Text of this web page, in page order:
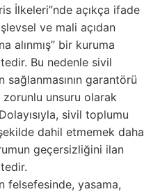
İlkeleri”nde açıkça ifade
ve mali açıdan
alınmış” bir kuruma
Bu nedenle sivil
sağlanmasının garantörü
zorunlu unsuru olarak
sivil toplumu
dahil etmemek daha
geçersizliğini ilan
felsefesinde, yasama,